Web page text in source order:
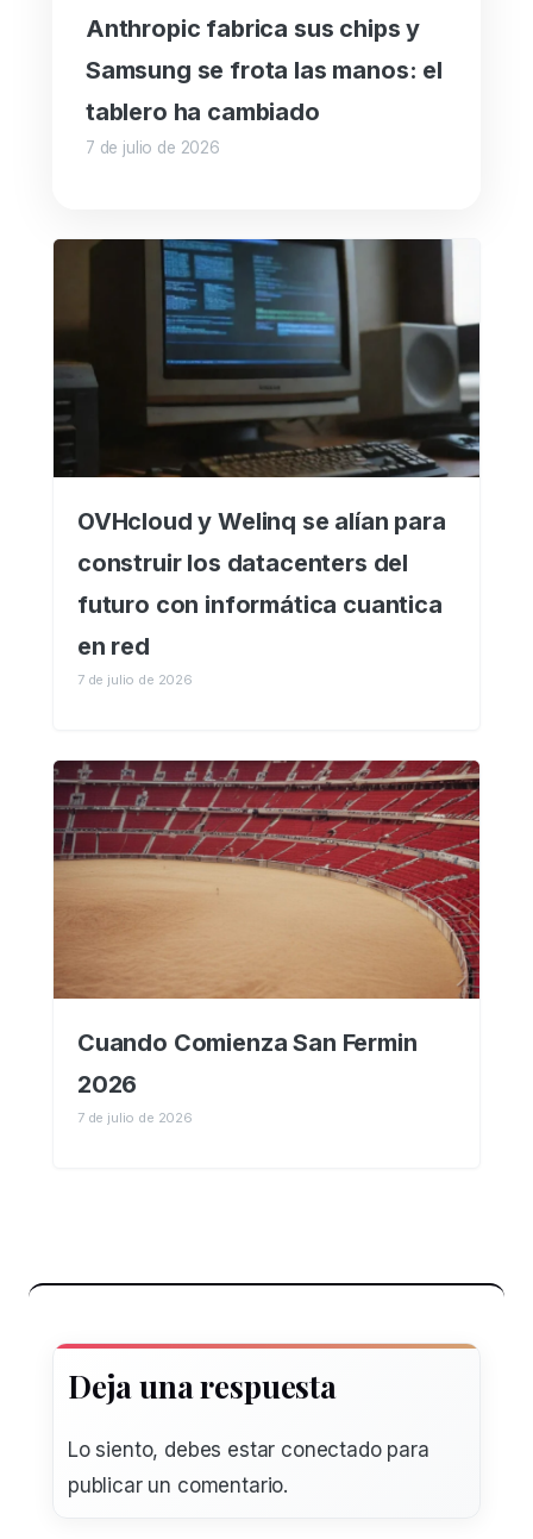
Anthropic fabrica sus chips y
Samsung se frota las manos: el
tablero ha cambiado
7 de julio de 2026
OVHcloud y Welinq se alían para
construir los datacenters del
futuro con informática cuantica
en red
7 de julio de 2026
Cuando Comienza San Fermin
2026
7 de julio de 2026
Deja una respuesta
Lo siento, debes estar conectadopara
publicar un comentario.